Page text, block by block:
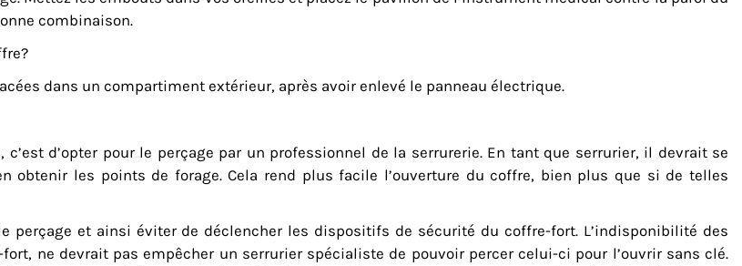
combinaison.
dans un compartiment extérieur, après avoir enlevé le panneau électrique.
, c’est d’opter pour le perçage par un professionnel de la serrurerie. En tant que serrurier, il devrait se
obtenir les points de forage. Cela rend plus facile l’ouverture du coffre, bien plus que si de telles
perçage et ainsi éviter de déclencher les dispositifs de sécurité du coffre-fort. L’indisponibilité des
ne devrait pas empêcher un serrurier spécialiste de pouvoir percer celui-ci pour l’ouvrir sans clé.